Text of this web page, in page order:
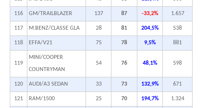
116 GM/TRAILBLAZER 137 87 -33,2% 1.657
117 M.BENZ/CLASSE GLA 28 81 204,5% 538
118 EFFA/V21 75 78 9,5% 881
119
MINI/COOPER
COUNTRYMAN
54 76 48,1% 598
120 AUDI/A3 SEDAN 33 73 132,9% 671
121 RAM/1500 25 70 194,7% 1.324